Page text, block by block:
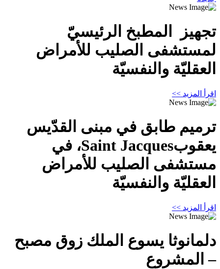
تجهيز المطبخ الرئيسيّ
لمستشفى الصليب للأمراض
العقليّة والنفسيّة
اقرأ المزيد >>
ترميم طابق في مبنى القدّيس
يعقوبSaint Jacques، في
مستشفى الصليب للأمراض
العقليّة والنفسيّة
اقرأ المزيد >>
دلمانوثا يسوع الملك زوق مصبح
– المشروع